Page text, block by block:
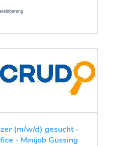
(m/w/d) gesucht -
- Minijob Güssing